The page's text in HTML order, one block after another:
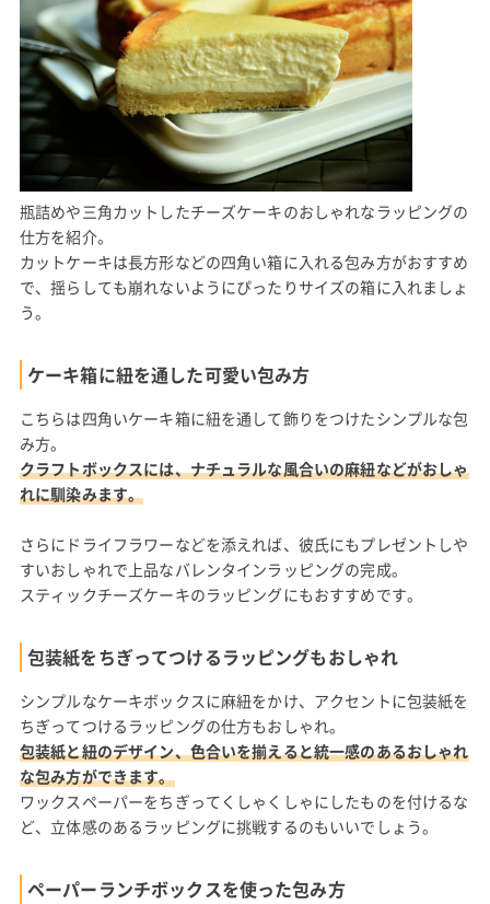
瓶詰めや三角カットしたチーズケーキのおしゃれなラッピングの
仕方を紹介。
カットケーキは長方形などの四角い箱に入れる包み方がおすすめ
で、揺らしても崩れないようにぴったりサイズの箱に入れましょ
う。
ケーキ箱に紐を通した可愛い包み方
こちらは四角いケーキ箱に紐を通して飾りをつけたシンプルな包
み方。
クラフトボックスには、ナチュラルな風合いの麻紐などがおしゃ
れに馴染みます。
さらにドライフラワーなどを添えれば、彼氏にもプレゼントしや
すいおしゃれで上品なバレンタインラッピングの完成。
スティックチーズケーキのラッピングにもおすすめです。
包装紙をちぎってつけるラッピングもおしゃれ
シンプルなケーキボックスに麻紐をかけ、アクセントに包装紙を
ちぎってつけるラッピングの仕方もおしゃれ。
包装紙と紐のデザイン、色合いを揃えると統一感のあるおしゃれ
な包み方ができます。
ワックスペーパーをちぎってくしゃくしゃにしたものを付けるな
ど、立体感のあるラッピングに挑戦するのもいいでしょう。
ペーパーランチボックスを使った包み方